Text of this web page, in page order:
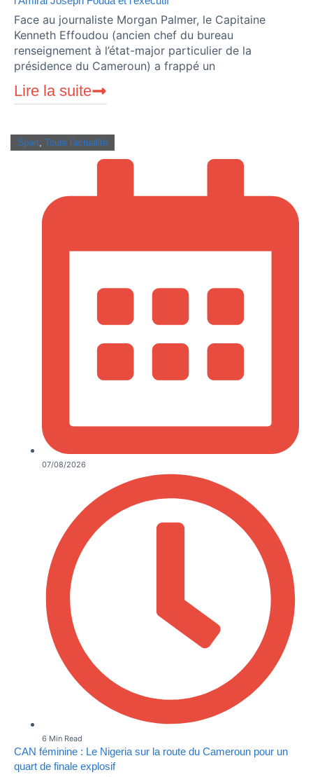
Face au journaliste Morgan Palmer, le Capitaine
Kenneth Effoudou (ancien chef du bureau
renseignement à l’état-major particulier de la
présidence du Cameroun) a frappé un
Lire la suite
Sport, Toute l'actualité
07/08/2026
6 Min Read
CAN féminine : Le Nigeria sur la route du Cameroun pour un
quart de finale explosif